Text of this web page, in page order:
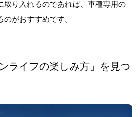
取り入れるのであれば、車種専用の
がおすすめです。
ライフの楽しみ方」を見つ